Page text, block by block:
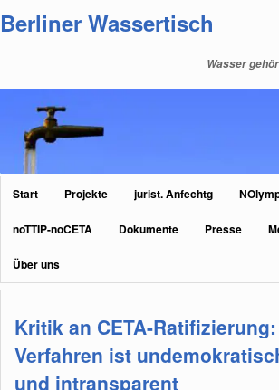
primären
sekundären
Berliner Wassertisch
Wasser
Hauptmenü
Start Projekte jurist. Anfechtg
noTTIP-noCETA Dokumente Presse
Über uns
Kritik an CETA-Ratifizierung:
Verfahren ist
und intransparent